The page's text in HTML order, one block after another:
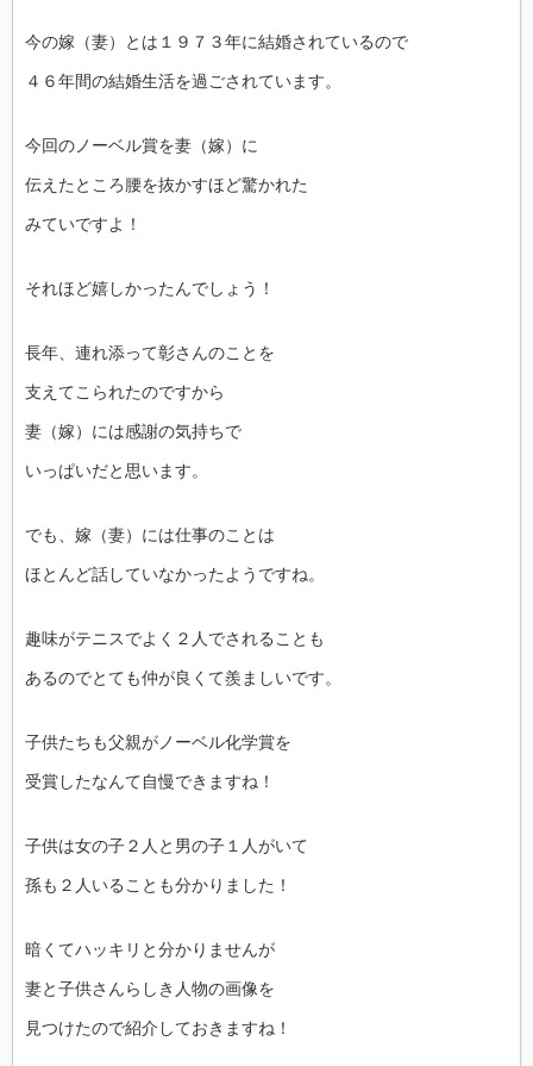
今の嫁（妻）とは１９７３年に結婚されているので
４６年間の結婚生活を過ごされています。
今回のノーベル賞を妻（嫁）に
伝えたところ腰を抜かすほど驚かれた
みていですよ！
それほど嬉しかったんでしょう！
長年、連れ添って彰さんのことを
支えてこられたのですから
妻（嫁）には感謝の気持ちで
いっぱいだと思います。
でも、嫁（妻）には仕事のことは
ほとんど話していなかったようですね。
趣味がテニスでよく２人でされることも
あるのでとても仲が良くて羨ましいです。
子供たちも父親がノーベル化学賞を
受賞したなんて自慢できますね！
子供は女の子２人と男の子１人がいて
孫も２人いることも分かりました！
暗くてハッキリと分かりませんが
妻と子供さんらしき人物の画像を
見つけたので紹介しておきますね！